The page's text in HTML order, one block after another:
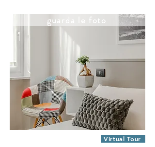
guarda le foto
Virtual Tour